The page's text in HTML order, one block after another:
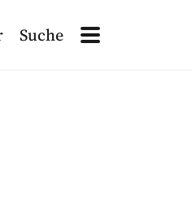
Suche